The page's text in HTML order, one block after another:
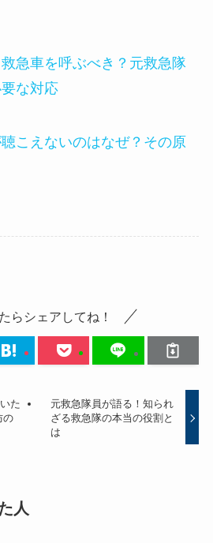
急車を呼ぶべき？元救急隊
な対応
こえないのはなぜ？その原
らシェアしてね！
た
の
元救急隊員が語る！知られ
ざる救急隊の本当の役割と
は
人